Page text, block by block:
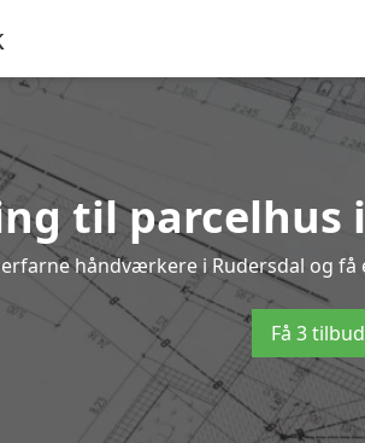
til parcelhus
håndværkere i Rudersdal og
Få 3